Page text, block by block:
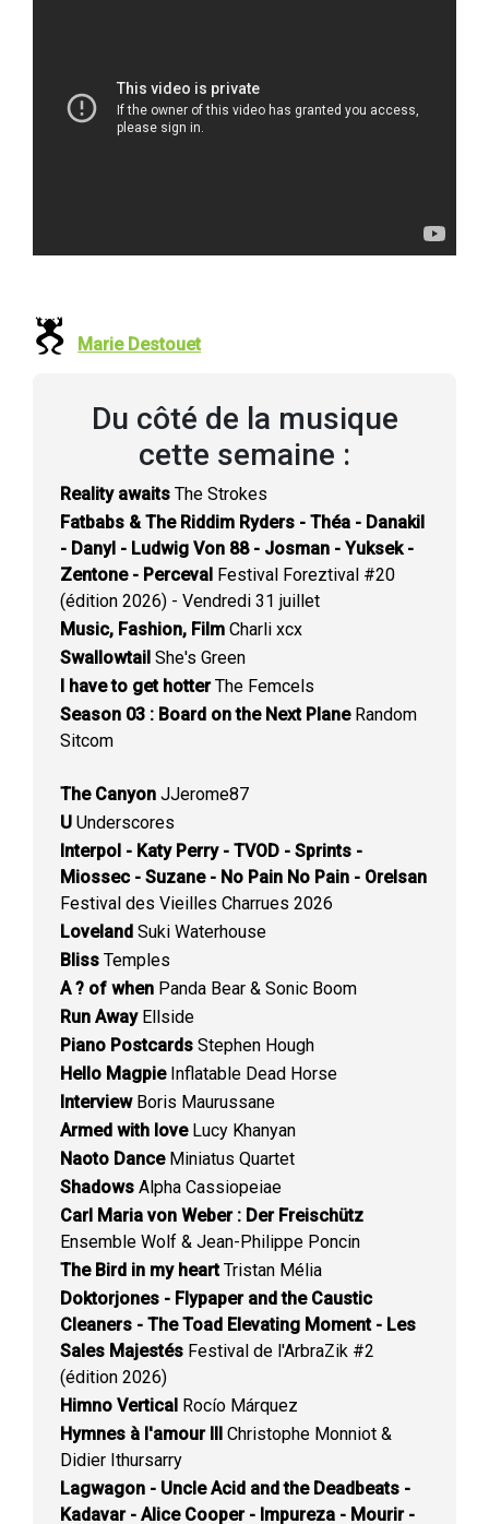
Marie Destouet
Du côté de la musique
cette semaine :
Reality awaits The Strokes
Fatbabs & The Riddim Ryders - Théa - Danakil
- Danyl - Ludwig Von 88 - Josman - Yuksek -
Zentone - Perceval Festival Foreztival #20
(édition 2026) - Vendredi 31 juillet
Music, Fashion, Film Charli xcx
Swallowtail She's Green
I have to get hotterThe Femcels
Season 03 : Board on the Next PlaneRandom
Sitcom
The Canyon JJerome87
U Underscores
Interpol - Katy Perry - TVOD - Sprints -
Miossec - Suzane - No Pain No Pain - Orelsan
Festival des Vieilles Charrues 2026
Loveland Suki Waterhouse
Bliss Temples
A ? of when Panda Bear & Sonic Boom
Run AwayEllside
Piano Postcards Stephen Hough
Hello MagpieInflatable Dead Horse
InterviewBoris Maurussane
Armed with loveLucy Khanyan
Naoto DanceMiniatus Quartet
Shadows Alpha Cassiopeiae
Carl Maria von Weber : Der Freischütz
Ensemble Wolf & Jean-Philippe Poncin
The Bird in my heartTristan Mélia
Doktorjones - Flypaper and the Caustic
Cleaners - The Toad Elevating Moment - Les
Sales Majestés Festival de l'ArbraZik #2
(édition 2026)
Himno Vertical Rocío Márquez
Hymnes à l'amour III Christophe Monniot &
Didier Ithursarry
Lagwagon - Uncle Acid and the Deadbeats -
Kadavar - Alice Cooper - Impureza - Mourir -